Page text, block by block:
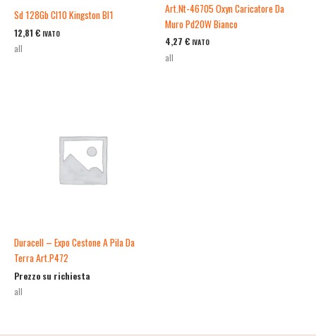
Sd 128Gb Cl10 Kingston Bl1
12,81 € IVATO
all
Art.Nt-46705 Oxyn Caricatore Da
Muro Pd20W Bianco
4,27 € IVATO
all
Duracell – Expo Cestone A Pila Da
Terra Art.P472
Prezzo su richiesta
all